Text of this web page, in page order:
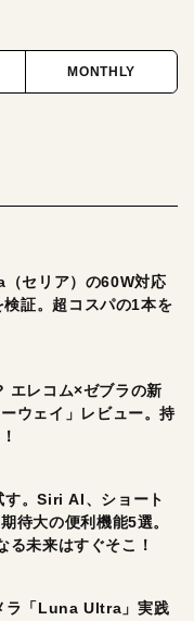
MONTHLY
セリア）の60W対応
証。超コスパの1本を
エレコム×ゼブラの新
ウェイ」レビュー。持
。Siri AI、ショート
待大の便利機能5選。
未来はすぐそこ！
ラ「Luna Ultra」実践